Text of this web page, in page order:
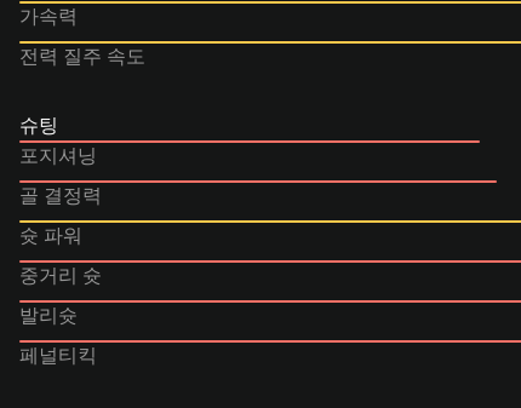
가속력
전력 질주 속도
슈팅
포지셔닝
골 결정력
슛 파워
중거리 슛
발리슛
페널티킥